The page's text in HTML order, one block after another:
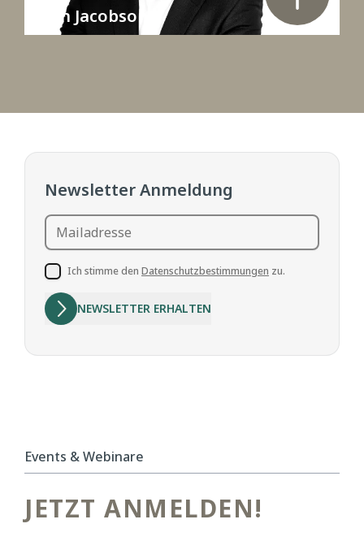
Sten Jacobson
Newsletter Anmeldung
Mailadresse
Ich stimme den Datenschutzbestimmungen zu.
NEWSLETTER ERHALTEN
Events & Webinare
JETZT ANMELDEN!